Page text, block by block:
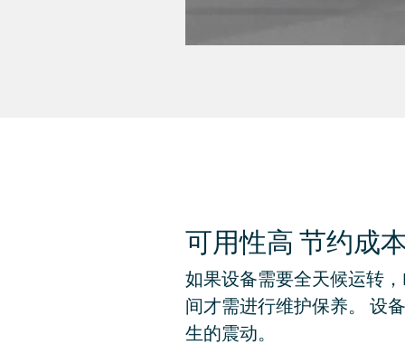
可用性高 节约成
如果设备需要全天候运转
间才需进行维护保养。 设
生的震动。